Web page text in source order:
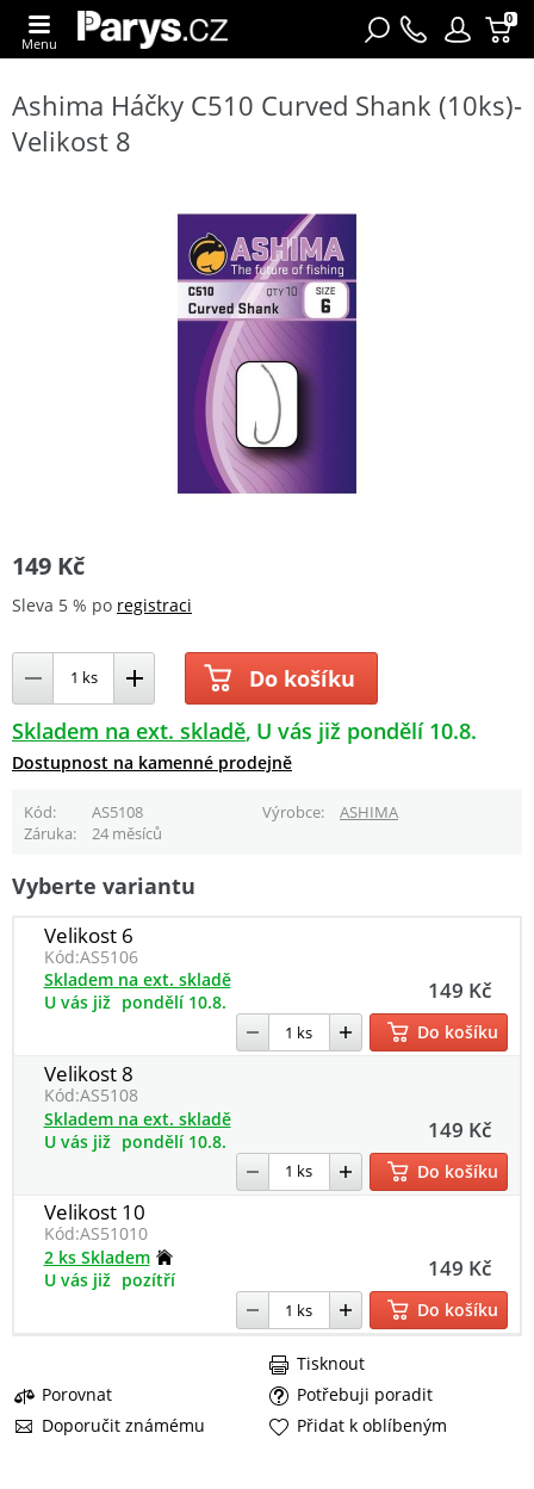
0
Menu
Ashima Háčky C510 Curved Shank (10ks)-
Velikost 8
149 Kč
Sleva 5 % po registraci
Do košíku
Skladem na ext. skladě U vás již pondělí 10.8.
Dostupnost na kamenné prodejně
Kód AS5108 Výrobce
ASHIMA
Záruka
24 měsíců
Vyberte variantu
Velikost 6
Kód:AS5106
149 Kč
Skladem na ext. skladě
U vás již pondělí 10.8.
Do košíku
Velikost 8
Kód:AS5108
149 Kč
Skladem na ext. skladě
U vás již pondělí 10.8.
Do košíku
Velikost 10
Kód:AS51010
149 Kč
2 ks Skladem
U vás již pozítří
Do košíku
Porovnat
Potřebuji poradit
Doporučit známému
Tisknout
Přidat k oblíbeným